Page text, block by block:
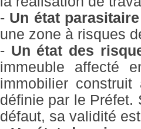
- Un état
une zone à risques
- Un état des
immeuble affecté
immobilier
définie par le Préfet.
défaut, sa validité est